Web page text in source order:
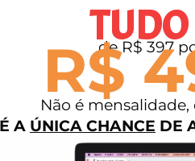
TUDO
de R$ 397
R$
Não é
A ÚNICA CHANCE DE